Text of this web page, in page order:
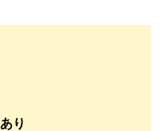
り